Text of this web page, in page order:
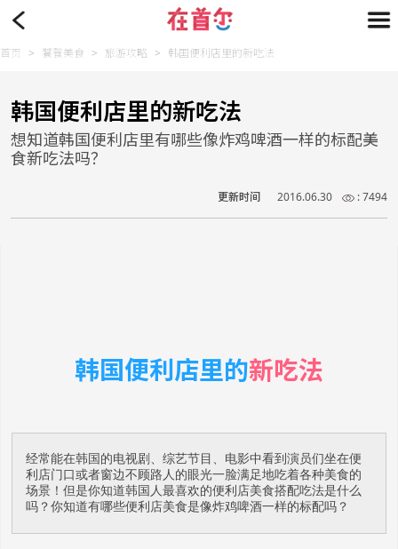
首页 > 饕餮美食 > 旅游攻略 > 韩国便利店里的新吃法
韩国便利店里的新吃法
想知道韩国便利店里有哪些像炸鸡啤酒一样的标配美
食新吃法吗？
更新时间 2016.06.30 : 7494
韩国便利店里的新吃法
经常能在韩国的电视剧、综艺节目、电影中看到演员们坐在便
利店门口或者窗边不顾路人的眼光一脸满足地吃着各种美食的
场景！但是你知道韩国人最喜欢的便利店美食搭配吃法是什么
吗？你知道有哪些便利店美食是像炸鸡啤酒一样的标配吗？